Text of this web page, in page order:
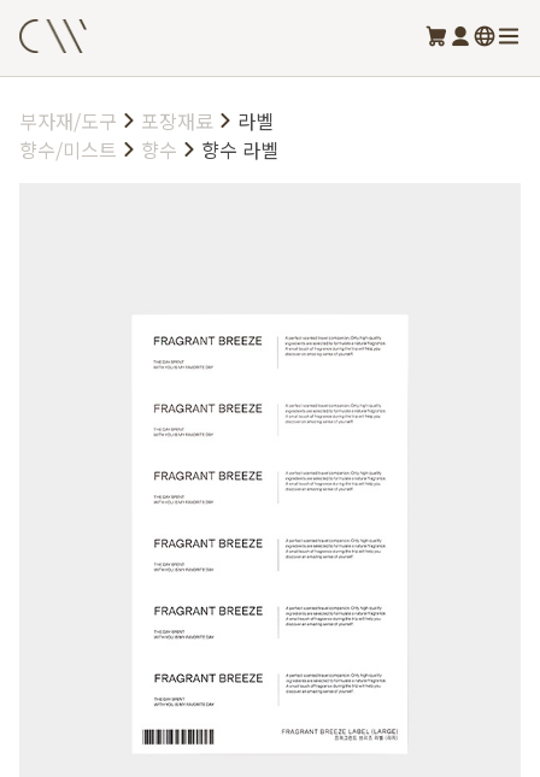
부자재/도구 포장재료
라벨
향수/미스트
향수 향수 라벨